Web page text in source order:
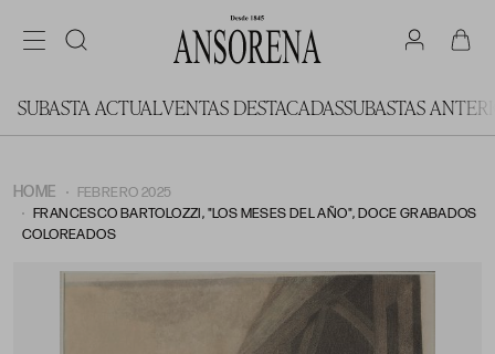
SUBASTA ACTUALVENTAS DESTACADASSUBASTAS
HOME
FEBRERO 2025
FRANCESCO BARTOLOZZI, "LOS MESES DEL AÑO", DOCE GRABADOS
COLOREADOS